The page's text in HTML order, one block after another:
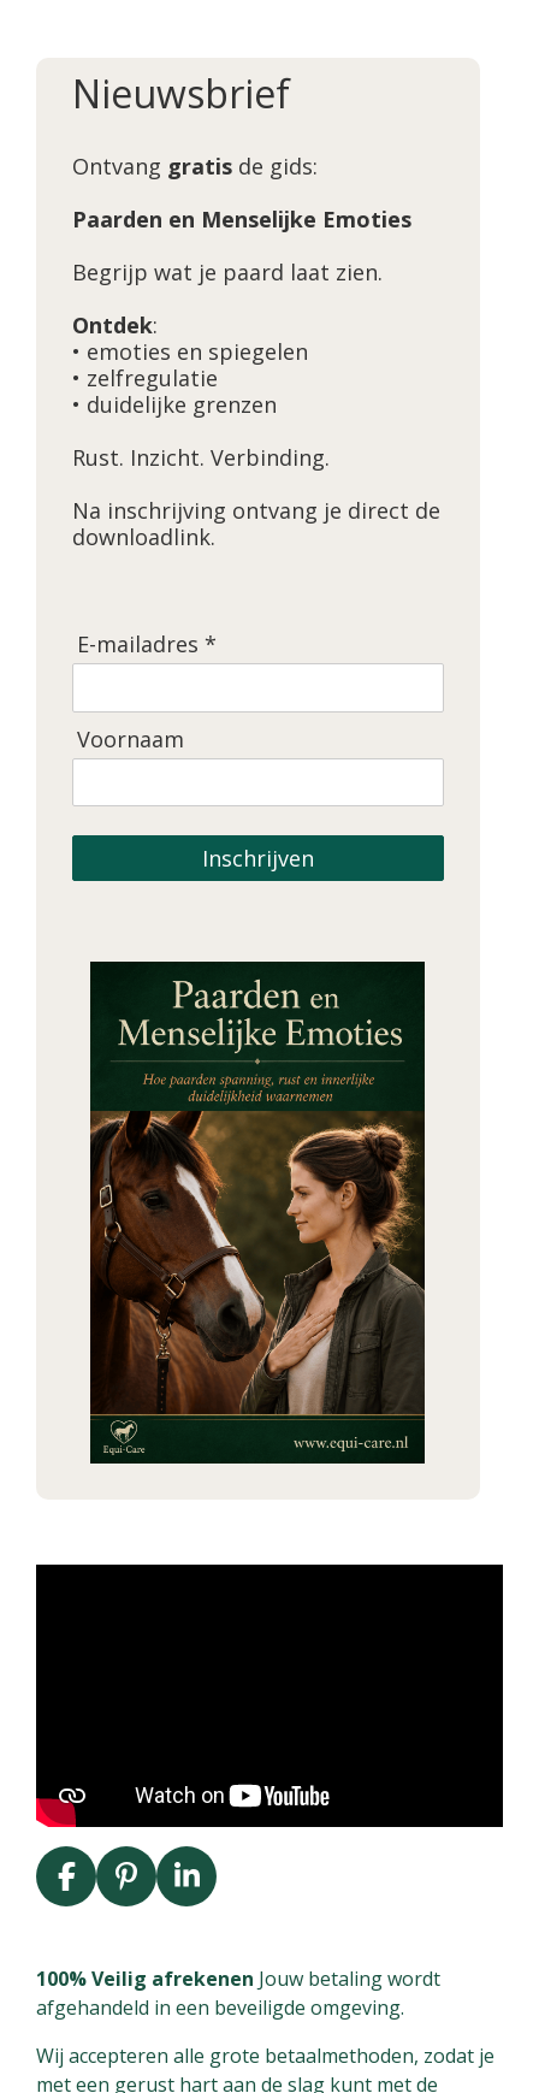
Nieuwsbrief
Ontvang gratis de gids:
Paarden en Menselijke Emoties
Begrijp wat je paard laat zien.
Ontdek:
• emoties en spiegelen
• zelfregulatie
• duidelijke grenzen
Rust. Inzicht. Verbinding.
Na inschrijving ontvang je direct de
downloadlink.
E-mailadres *
Voornaam
Inschrijven
F
a
e
b
o
P
i
t
e
e
L
i
k
e
I
100% Veilig afrekenen Jouw betaling wordt
afgehandeld in een beveiligde omgeving.
Wij accepteren alle grote betaalmethoden, zodat je
met een gerust hart aan de slag kunt met de